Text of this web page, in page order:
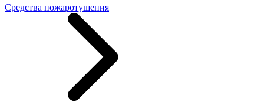
Средства пожаротушения